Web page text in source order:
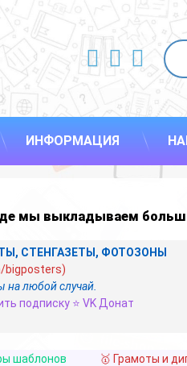
E-
ИНФОРМАЦИЯ
мы выкладываем
СТЕНГАЗЕТЫ, ФОТОЗОНЫ
bigposters)
на любой случай.
подписку ⭐ VK Донат
шаблонов 🥇 Грамоты и